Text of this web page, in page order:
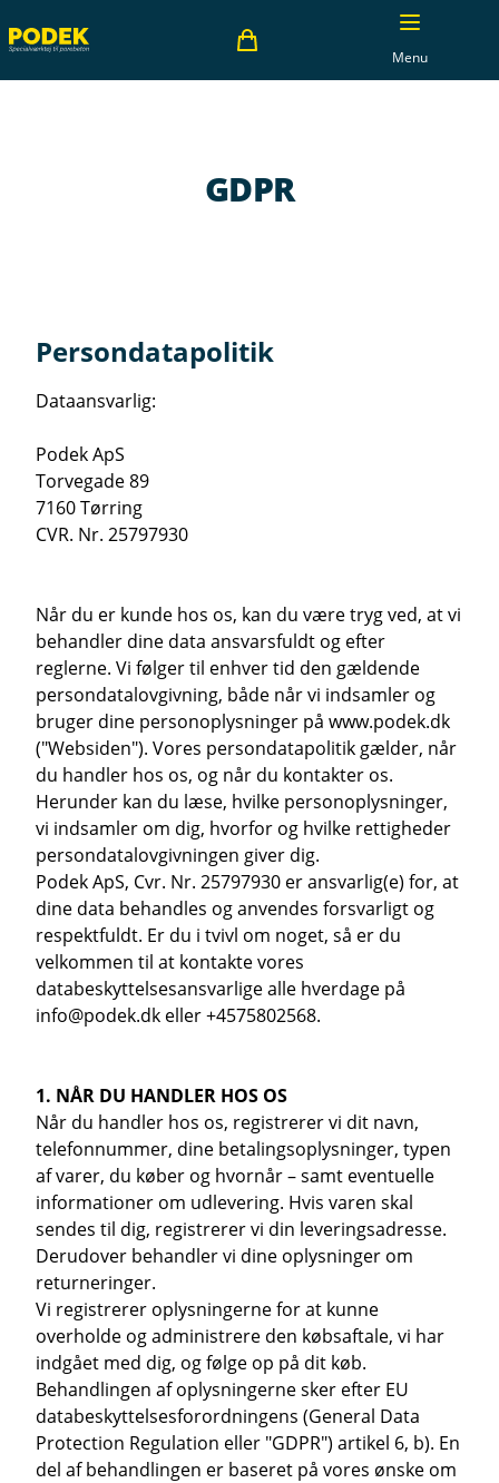
Menu
GDPR
Persondatapolitik
Dataansvarlig:
Podek ApS
Torvegade 89
7160 Tørring
CVR. Nr. 25797930
Når du er kunde hos os, kan du være tryg ved, at vi
behandler dine data ansvarsfuldt og efter
reglerne. Vi følger til enhver tid den gældende
persondatalovgivning, både når vi indsamler og
bruger dine personoplysninger på www.podek.dk
("Websiden"). Vores persondatapolitik gælder, når
du handler hos os, og når du kontakter os.
Herunder kan du læse, hvilke personoplysninger,
vi indsamler om dig, hvorfor og hvilke rettigheder
persondatalovgivningen giver dig.
Podek ApS, Cvr. Nr. 25797930 er ansvarlig(e) for, at
dine data behandles og anvendes forsvarligt og
respektfuldt. Er du i tvivl om noget, så er du
velkommen til at kontakte vores
databeskyttelsesansvarlige alle hverdage på
info@podek.dk eller +4575802568.
1. NÅR DU HANDLER HOS OS
Når du handler hos os, registrerer vi dit navn,
telefonnummer, dine betalingsoplysninger, typen
af varer, du køber og hvornår – samt eventuelle
informationer om udlevering. Hvis varen skal
sendes til dig, registrerer vi din leveringsadresse.
Derudover behandler vi dine oplysninger om
returneringer.
Vi registrerer oplysningerne for at kunne
overholde og administrere den købsaftale, vi har
indgået med dig, og følge op på dit køb.
Behandlingen af oplysningerne sker efter EU
databeskyttelsesforordningens (General Data
Protection Regulation eller "GDPR") artikel 6, b). En
del af behandlingen er baseret på vores ønske om